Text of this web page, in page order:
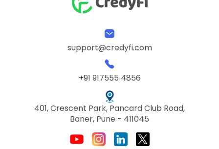
support@credyfi.com
+91 917555 4856
401, Crescent Park, Pancard Club Road,
Baner, Pune - 411045